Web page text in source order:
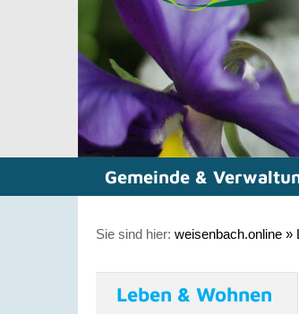
Gemeinde &
Sie sind hier: weisenbach.online »
Leben & Wohnen